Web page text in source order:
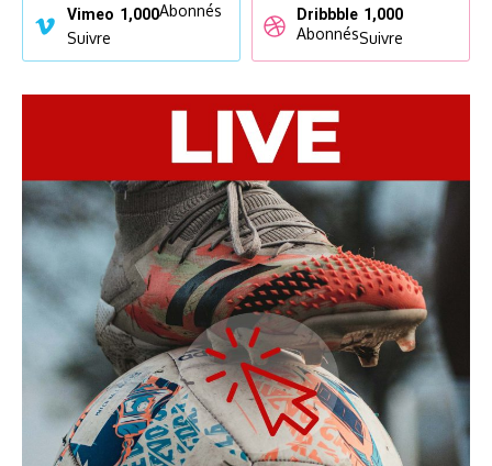
Vimeo 1,000Abonnés
Suivre
Dribbble 1,000
AbonnésSuivre